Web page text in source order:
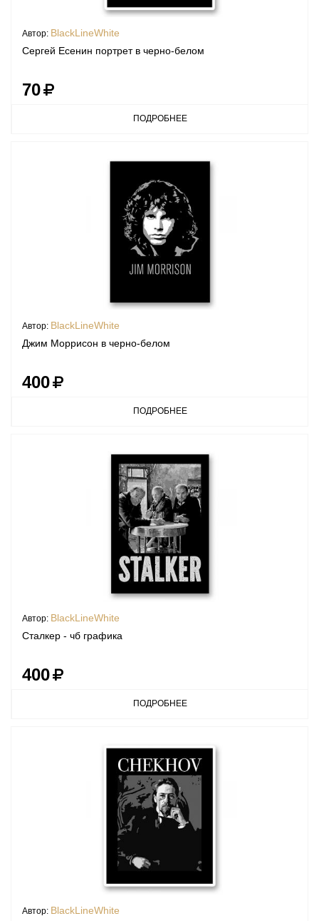
Автор: BlackLineWhite
Сергей Есенин портрет в черно-белом
70
ПОДРОБНЕЕ
Автор: BlackLineWhite
Джим Моррисон в черно-белом
400
ПОДРОБНЕЕ
Автор: BlackLineWhite
Сталкер - чб графика
400
ПОДРОБНЕЕ
Автор: BlackLineWhite